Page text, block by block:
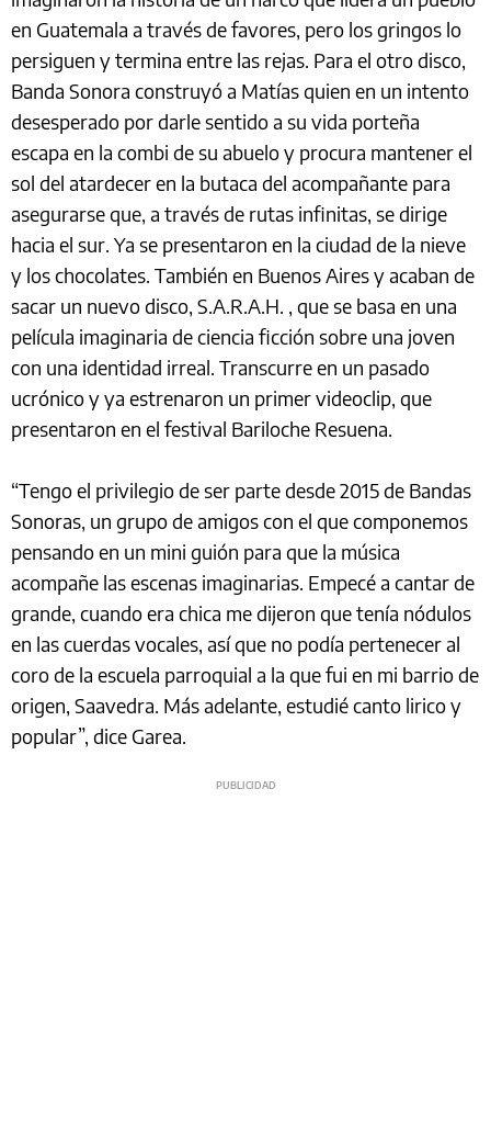
en Guatemala a través de favores, pero los gringos lo
persiguen y termina entre las rejas. Para el otro disco,
Banda Sonora construyó a Matías quien en un intento
desesperado por darle sentido a su vida porteña
escapa en la combi de su abuelo y procura mantener el
sol del atardecer en la butaca del acompañante para
asegurarse que, a través de rutas infinitas, se dirige
hacia el sur. Ya se presentaron en la ciudad de la nieve
y los chocolates. También en Buenos Aires y acaban de
sacar un nuevo disco, S.A.R.A.H. , que se basa en una
película imaginaria de ciencia ficción sobre una joven
con una identidad irreal. Transcurre en un pasado
ucrónico y ya estrenaron un primer videoclip, que
presentaron en el festival Bariloche Resuena.
“Tengo el privilegio de ser parte desde 2015 de Bandas
Sonoras, un grupo de amigos con el que componemos
pensando en un mini guión para que la música
acompañe las escenas imaginarias. Empecé a cantar de
grande, cuando era chica me dijeron que tenía nódulos
en las cuerdas vocales, así que no podía pertenecer al
coro de la escuela parroquial a la que fui en mi barrio de
origen, Saavedra. Más adelante, estudié canto lirico y
popular”, dice Garea.